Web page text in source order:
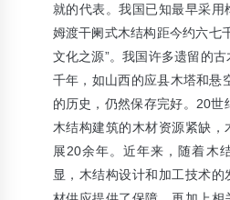
就的代表。我国已知最早采用
姆渡干阑式木结构距今约六七
文化之源”。我国许多遗留的
千年，如山西的应县木塔和悬
的历史，仍然保存完好。20世
木结构建筑的木材资源紧缺
展20余年。近年来，随着木
显，木结构设计和加工技术的